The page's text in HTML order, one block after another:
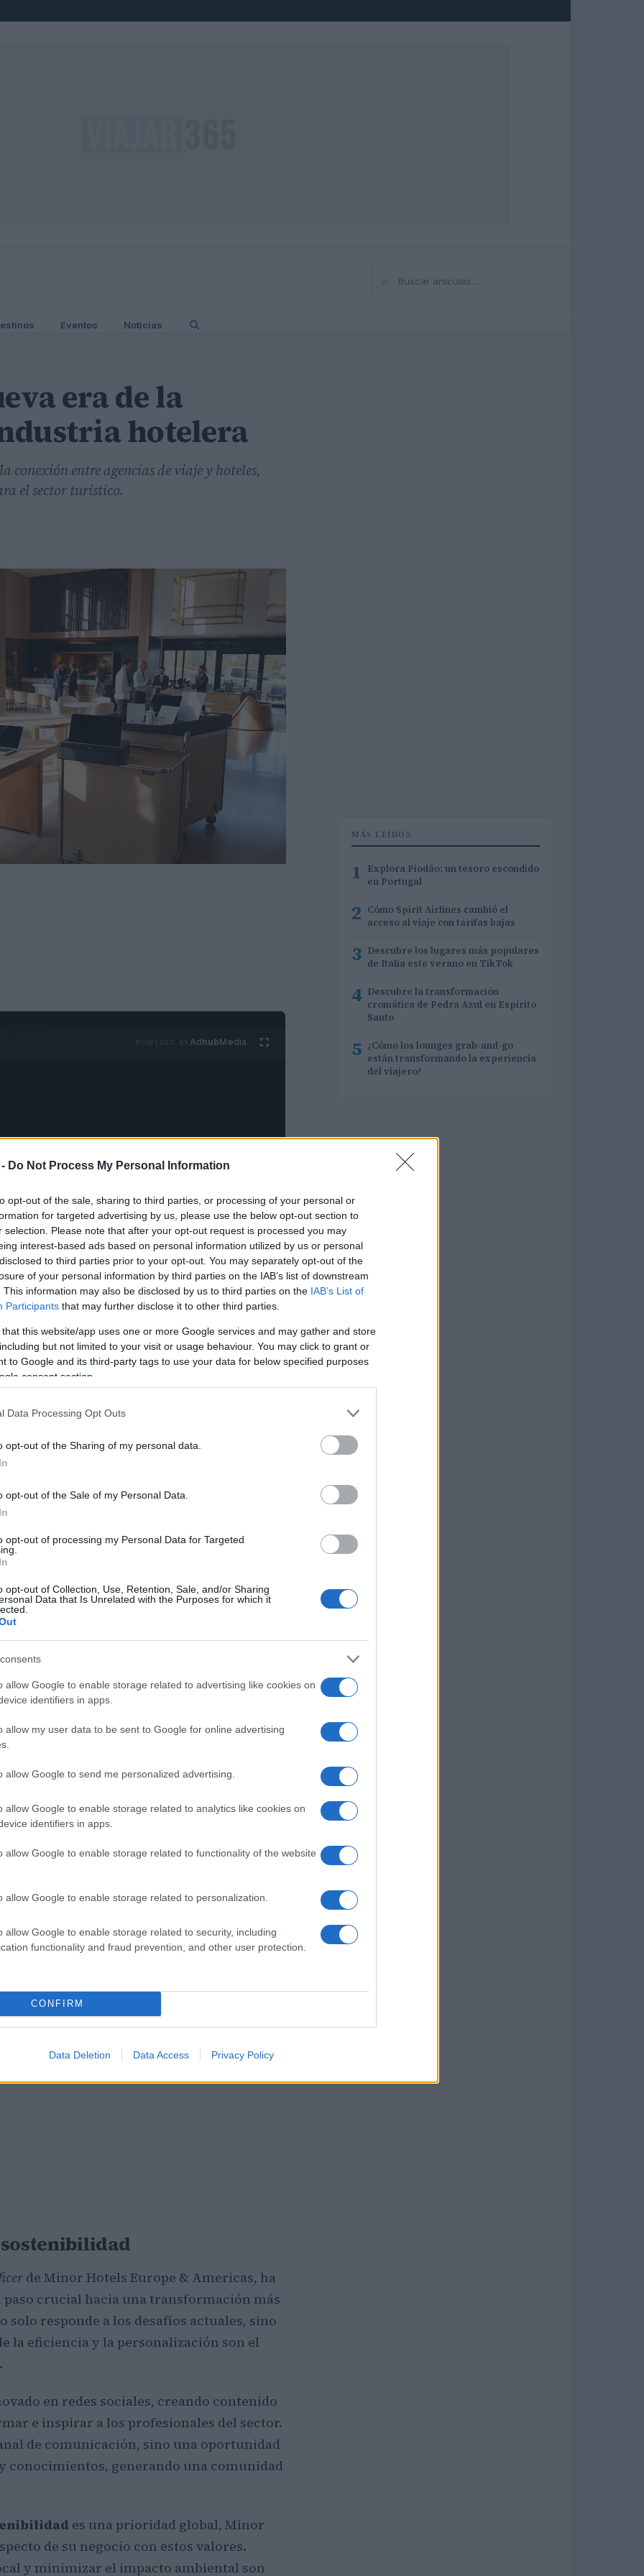
Do Not Process My Personal Information
opt-out of the sale, sharing to third parties, or processing of your personal or
for targeted advertising by us, please use the below opt-out section to
selection. Please note that after your opt-out request is processed you may
interest-based ads based on personal information utilized by us or personal
to third parties prior to your opt-out. You may separately opt-out of the
of your personal information by third parties on the IAB’s list of downstream
This information may also be disclosed by us to third parties on the IAB’s List of
Participants that may further disclose it to other third parties.
that this website/app uses one or more Google services and may gather and store
but not limited to your visit or usage behaviour. You may click to grant or
to Google and its third-party tags to use your data for below specified purposes
consent section.
Data Processing Opt Outs
opt-out of the Sharing of my personal data.
opt-out of the Sale of my Personal Data.
opt-out of processing my Personal Data for Targeted
opt-out of Collection, Use, Retention, Sale, and/or Sharing
Data that Is Unrelated with the Purposes for which it
allow Google to enable storage related to advertising like cookies on
identifiers in apps.
allow my user data to be sent to Google for online advertising
allow Google to send me personalized advertising.
allow Google to enable storage related to analytics like cookies on
identifiers in apps.
allow Google to enable storage related to functionality of the website
allow Google to enable storage related to personalization.
allow Google to enable storage related to security, including
functionality and fraud prevention, and other user protection.
CONFIRM
Data Deletion Data Access Privacy Policy
⌕Buscar
Eventos Noticias
era de la
hotelera
conexión entre agencias de viaje y hoteles,
el sector turístico.
AdhubMedia
constante evolución, Minor Hotels ha
Minor Pro
agencias de viajes, tour operadores y
el inicio de una era de colaboración y
cómo puede transformar esto la
en el sector
de innovación
y adaptación a un
en 57 países, Minor Hotels ha
para crear una plataforma que
tarifas exclusivas y beneficios a
un servicio que realmente entienda tus
cartera hotelera.
con herramientas de reserva en tiempo
eventos sin complicaciones.
para los agentes de viajes
de forjar relaciones sólidas y duraderas
para que el proceso sea más accesible y
donde la rapidez y la calidad son clave.
de Minor Hotels Europe & Americas, ha
crucial hacia una transformación más
solo responde a los desafíos actuales, sino
la eficiencia y la personalización son el
en redes sociales, creando contenido
e inspirar a los profesionales del sector.
de comunicación, sino una oportunidad
conocimientos, generando una comunidad
es una prioridad global, Minor
de su negocio con estos valores.
y minimizar el impacto ambiental son
MÁS LEÍDOS
1 Explora Piodão: un tesoro escondido
en Portugal
2 Cómo Spirit Airlines cambió el
acceso al viaje con tarifas bajas
3 Descubre los lugares más populares
de Italia este verano en TikTok
4 Descubre la transformación
cromática de Pedra Azul en Espírito
Santo
5 ¿Cómo los lounges grab-and-go
están transformando la experiencia
del viajero?